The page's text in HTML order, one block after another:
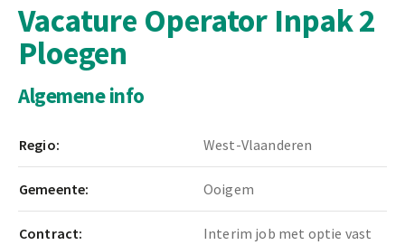
Vacature Operator Inpak 2
Ploegen
Algemene info
Regio: West-Vlaanderen
Gemeente: Ooigem
Contract:
Interim job met optie vast